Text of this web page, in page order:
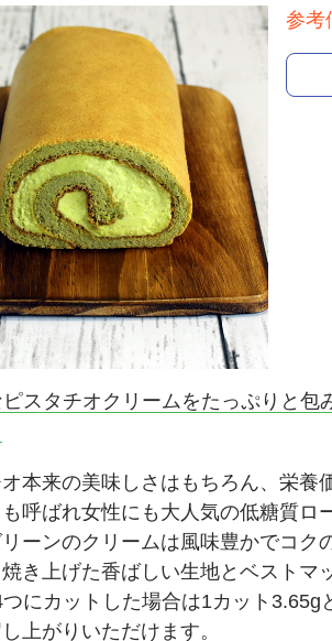
参考
スタチオクリームをたっぷりと包
本来の美味しさはもちろん、栄養
呼ばれ女性にも大人気の低糖質ロ
ーンのクリームは風味豊かでコク
き上げた香ばしい生地とベストマ
にカットした場合は1カット3.65g
上がりいただけます。